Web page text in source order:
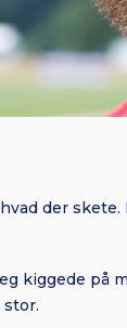
der
kiggede på
stor.